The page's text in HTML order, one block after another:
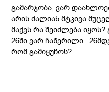
გამარჯობა, ვარ
არის ძალიან მტკივა
მაქვს რა შეიძლება
26ში ვარ ჩაწერილი .
რომ გამიყუჩოს?